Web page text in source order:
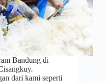
Bandung di
dari kami seperti